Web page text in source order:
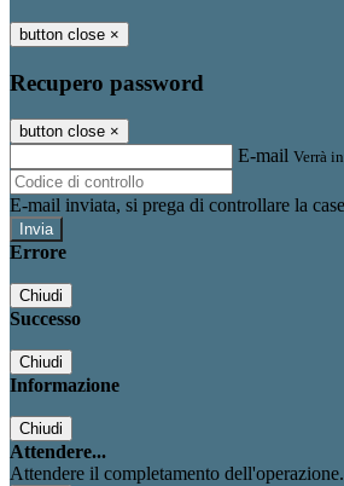
button close ×
Recupero password
button close ×
E-mail Verrà
E-mail inviata, si prega di controllare la
Errore
Chiudi
Successo
Chiudi
Informazione
Chiudi
Attendere...
Attendere il completamento